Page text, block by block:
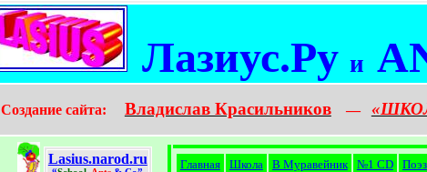
Лазиус.Ру и
Создание сайта: Владислав Красильников —
Lasius.narod.ru Главная Школа В Муравейник №1 CD